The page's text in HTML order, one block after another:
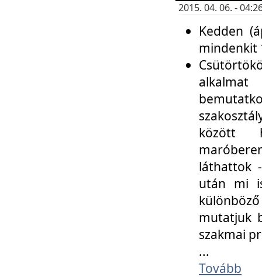
2015. 04. 06. -
Kedden
mindenkit
között
láthattok
után mi
mutatjuk
szakmai
...
Tovább